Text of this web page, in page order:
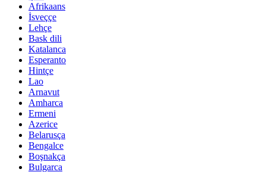
Afrikaans
İsveççe
Lehçe
Bask dili
Katalanca
Esperanto
Hintçe
Lao
Arnavut
Amharca
Ermeni
Azerice
Belarusça
Bengalce
Boşnakça
Bulgarca